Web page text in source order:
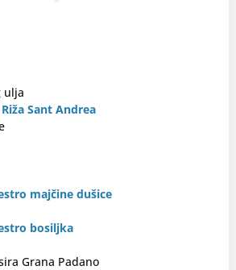
ulja
Sant Andrea
majčine dušice
bosiljka
Grana Padano